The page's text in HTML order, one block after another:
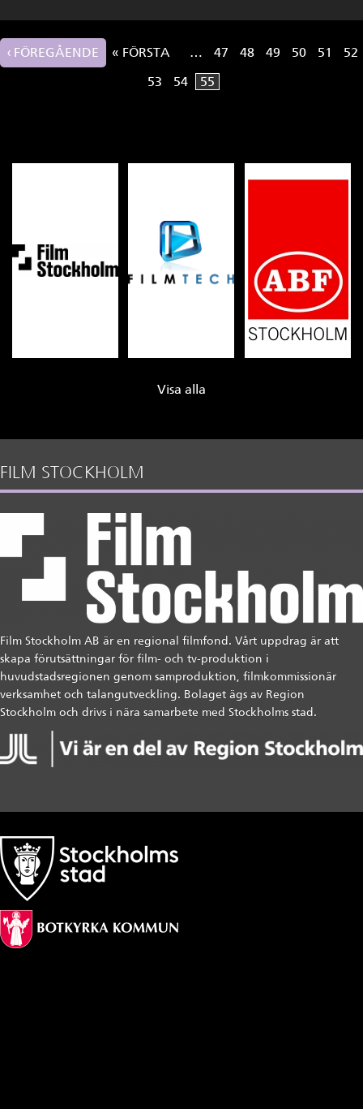
Sidor
« FÖRSTA
‹ FÖREGÅENDE … 47 48 49 50 51
52
53
54 55
Visa alla
FILM STOCKHOLM
Film Stockholm AB är en regional filmfond. Vårt uppdrag är att
skapa förutsättningar för film- och tv-produktion i
huvudstadsregionen genom samproduktion, filmkommissionär
verksamhet och talangutveckling. Bolaget ägs av Region
Stockholm och drivs i nära samarbete med Stockholms stad.